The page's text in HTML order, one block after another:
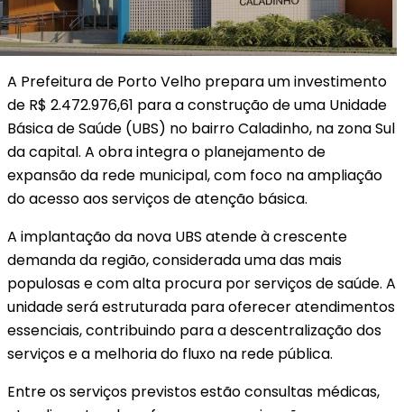
A Prefeitura de Porto Velho prepara um investimento
de R$ 2.472.976,61 para a construção de uma Unidade
Básica de Saúde (UBS) no bairro Caladinho, na zona Sul
da capital. A obra integra o planejamento de
expansão da rede municipal, com foco na ampliação
do acesso aos serviços de atenção básica.
A implantação da nova UBS atende à crescente
demanda da região, considerada uma das mais
populosas e com alta procura por serviços de saúde. A
unidade será estruturada para oferecer atendimentos
essenciais, contribuindo para a descentralização dos
serviços e a melhoria do fluxo na rede pública.
Entre os serviços previstos estão consultas médicas,